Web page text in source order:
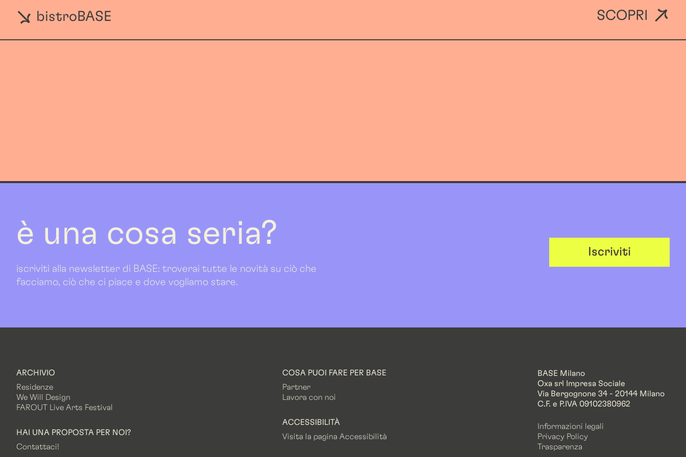
bistroBASE SCOPRI
è una cosa seria?
iscriviti alla newsletter di BASE: troverai tutte le novità su ciò che
facciamo, ciò che ci piace e dove vogliamo stare.
Iscriviti
ARCHIVIO
Residenze
We Will Design
FAROUT Live Arts Festival
HAI UNA PROPOSTA PER NOI?
Contattaci!
COSA PUOI FARE PER BASE
Partner
Lavora con noi
ACCESSIBILITÀ
Visita la pagina Accessibilità
BASE Milano
Oxa srl Impresa Sociale
Via Bergognone 34 - 20144 Milano
C.F. e P.IVA 09102380962
Informazioni legali
Privacy Policy
Trasparenza